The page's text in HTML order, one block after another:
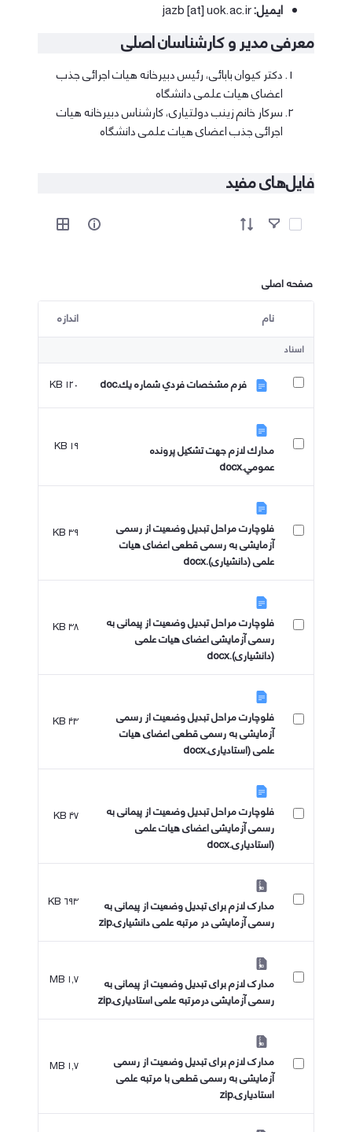
ایمیل:
معرفی مدیر و کارشناسان اصلی
دکتر کیوان بابائی، رئیس دبیرخانه هیات اجرائی جذب
اعضای هیات علمی دانشگاه
سرکار خانم زینب دولتیاری، کارشناس دبیرخانه هیات
اجرائی جذب اعضای هیات علمی دانشگاه
فایل‌های مفید
آیتم ها را انتخاب کنید
صفحه اصلی
کاربر انتخاب شده
نام اندازه
اسناد
فرم مشخصات فردي شماره يك.doc ۱۲۰ KB
مدارك لازم جهت تشكيل پرونده
عمومي.docx
۱۹ KB
فلوچارت مراحل تبدیل وضعیت از رسمی
آزمایشی به رسمی قطعی اعضای هیات
علمی (دانشیاری).docx
۳۹ KB
فلوچارت مراحل تبدیل وضعیت از پیمانی به
رسمی آزمایشی اعضای هیات علمی
(دانشیاری).docx
۳۸ KB
فلوچارت مراحل تبدیل وضعیت از رسمی
آزمایشی به رسمی قطعی اعضای هیات
علمی (استادیاری.docx
۴۳ KB
فلوچارت مراحل تبدیل وضعیت از پیمانی به
رسمی آزمایشی اعضای هیات علمی
(استادیاری.docx
۴۷ KB
مدارک لازم برای تبدیل وضعیت از پیمانی به
رسمی آزمایشی در مرتبه علمی دانشیاری.zip
۶۹۳ KB
مدارک لازم برای تبدیل وضعیت از پیمانی به
رسمی آزمایشی درمرتبه علمی استادیاری.zip
۱٫۷ MB
مدارک لازم برای تبدیل وضعیت از رسمی
آزمایشی به رسمی قطعی با مرتبه علمی
استادیاری.zip
۱٫۷ MB